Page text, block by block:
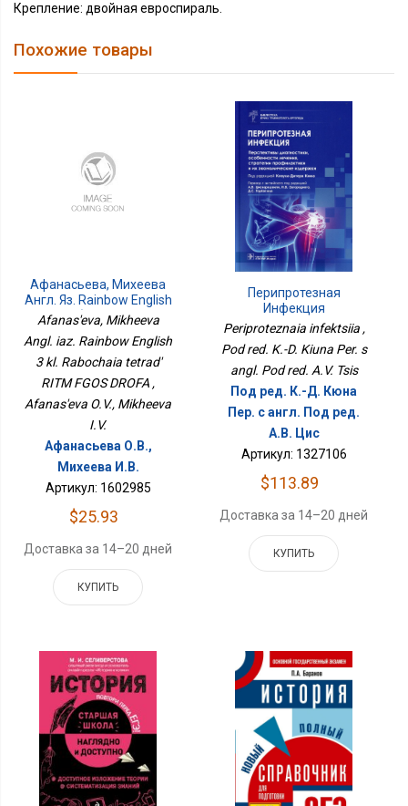
Крепление: двойная евроспираль.
Похожие товары
Афанасьева, Михеева
Англ. Яз. Rainbow English
3 Кл. Рабочая Тетрадь
РИТМ ФГОС ДРОФА
Afanas'eva, Mikheeva
Angl. iaz. Rainbow English
3 kl. Rabochaia tetrad'
RITM FGOS DROFA ,
Afanas'eva O.V., Mikheeva
I.V.
Афанасьева О.В.,
Михеева И.В.
Артикул: 1602985
$25.93
Доставка за 14–20 дней
КУПИТЬ
Перипротезная
Инфекция
Periproteznaia infektsiia ,
Pod red. K.-D. Kiuna Per. s
angl. Pod red. A.V. Tsis
Под ред. К.-Д. Кюна
Пер. с англ. Под ред.
А.В. Цис
Артикул: 1327106
$113.89
Доставка за 14–20 дней
КУПИТЬ